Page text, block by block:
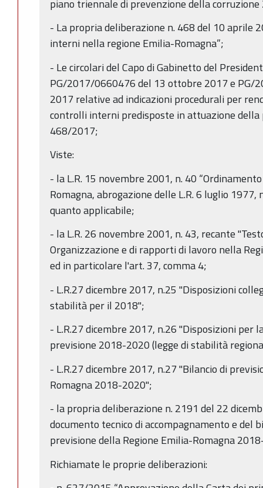
piano triennale di prevenzione della
- La propria deliberazione n. 468 del 10 aprile
interni nella regione Emilia-Romagna”;
- Le circolari del Capo di Gabinetto del
PG/2017/0660476 del 13 ottobre 2017 e PG/
2017 relative ad indicazioni procedurali per
controlli interni predisposte in attuazione della
468/2017;
Viste:
- la L.R. 15 novembre 2001, n. 40
Romagna, abrogazione delle L.R. 6 luglio
quanto applicabile;
- la L.R. 26 novembre 2001, n. 43, recante
Organizzazione e di rapporti di lavoro nella
ed in particolare l'art. 37, comma 4;
- L.R.27 dicembre 2017, n.25 "Disposizioni
stabilità per il 2018";
- L.R.27 dicembre 2017, n.26 "Disposizioni per
previsione 2018-2020 (legge di stabilità
- L.R.27 dicembre 2017, n.27 "Bilancio di
Romagna 2018-2020";
- la propria deliberazione n. 2191 del 22
documento tecnico di accompagnamento e del
previsione della Regione Emilia-Romagna
Richiamate le proprie deliberazioni: